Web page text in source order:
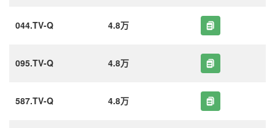
044.TV-Q 4.8万
095.TV-Q 4.8万
587.TV-Q 4.8万